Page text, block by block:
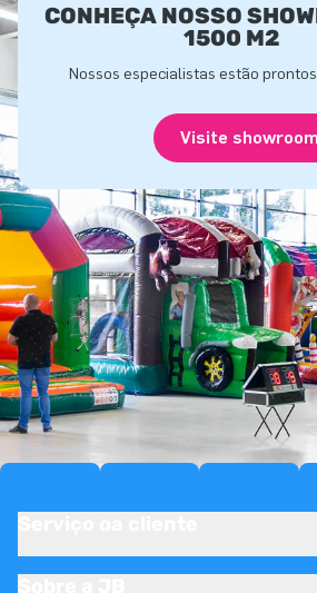
CONHEÇA NOSSO
1500 M2
Nossos especialistas estão
Visite showroom